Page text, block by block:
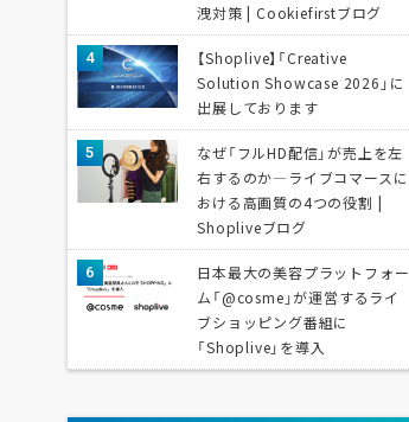
洩対策 | Cookiefirstブログ
【Shoplive】「Creative
Solution Showcase 2026」に
出展しております
なぜ「フルHD配信」が売上を左
右するのか—ライブコマースに
おける高画質の4つの役割 |
Shopliveブログ
日本最大の美容プラットフォー
ム「@cosme」が運営するライ
ブショッピング番組に
「Shoplive」を導入